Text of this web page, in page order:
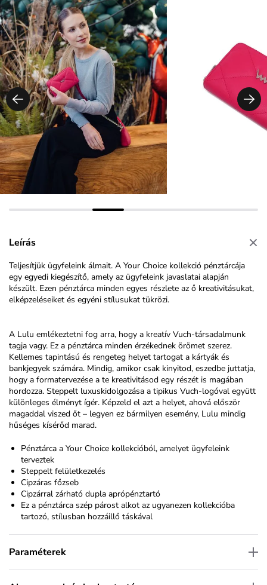
Leírás
Teljesítjük ügyfeleink álmait. A Your Choice kollekció pénztárcája
egy egyedi kiegészítő, amely az ügyfeleink javaslatai alapján
készült. Ezen pénztárca minden egyes részlete az ő kreativitásukat,
elképzeléseiket és egyéni stílusukat tükrözi.
A Lulu emlékeztetni fog arra, hogy a kreatív Vuch-társadalmunk
tagja vagy. Ez a pénztárca minden érzékednek örömet szerez.
Kellemes tapintású és rengeteg helyet tartogat a kártyák és
bankjegyek számára. Mindig, amikor csak kinyitod, eszedbe juttatja,
hogy a formatervezése a te kreativitásod egy részét is magában
hordozza. Steppelt luxuskidolgozása a tipikus Vuch-logóval együtt
különleges élményt ígér. Képzeld el azt a helyet, ahová először
magaddal viszed őt – legyen ez bármilyen esemény, Lulu mindig
hűséges kísérőd marad.
Pénztárca a Your Choice kollekcióból, amelyet ügyfeleink
terveztek
Steppelt felületkezelés
Cipzáras főzseb
Cipzárral zárható dupla aprópénztartó
Ez a pénztárca szép párost alkot az ugyanezen kollekcióba
tartozó, stílusban hozzáillő táskával
Paraméterek